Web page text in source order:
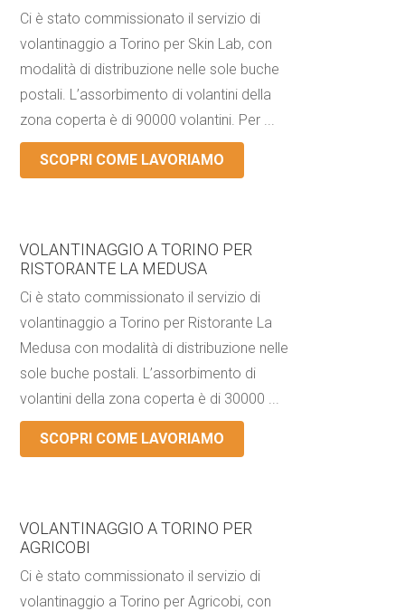
Ci è stato commissionato il servizio di
volantinaggio a Torino per Skin Lab, con
modalità di distribuzione nelle sole buche
postali. L’assorbimento di volantini della
zona coperta è di 90000 volantini. Per ...
SCOPRI COME LAVORIAMO
VOLANTINAGGIO A TORINO PER
RISTORANTE LA MEDUSA
Ci è stato commissionato il servizio di
volantinaggio a Torino per Ristorante La
Medusa con modalità di distribuzione nelle
sole buche postali. L’assorbimento di
volantini della zona coperta è di 30000 ...
SCOPRI COME LAVORIAMO
VOLANTINAGGIO A TORINO PER
AGRICOBI
Ci è stato commissionato il servizio di
volantinaggio a Torino per Agricobi, con